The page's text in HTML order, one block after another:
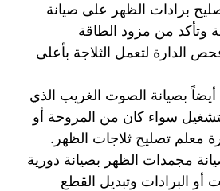
برادات الظهر على صيانة
وتأكد من مزود الطاقة
الدارة لتعمل الثلاجة بأعلى
أيضاً بصيانة الصوت الغريب الذي
سواء كان من المروحة أو
معلم تصليح ثلاجات الظهر.
مجمدات الظهر بصيانة دورية
أو البرادات وتبديل القطع